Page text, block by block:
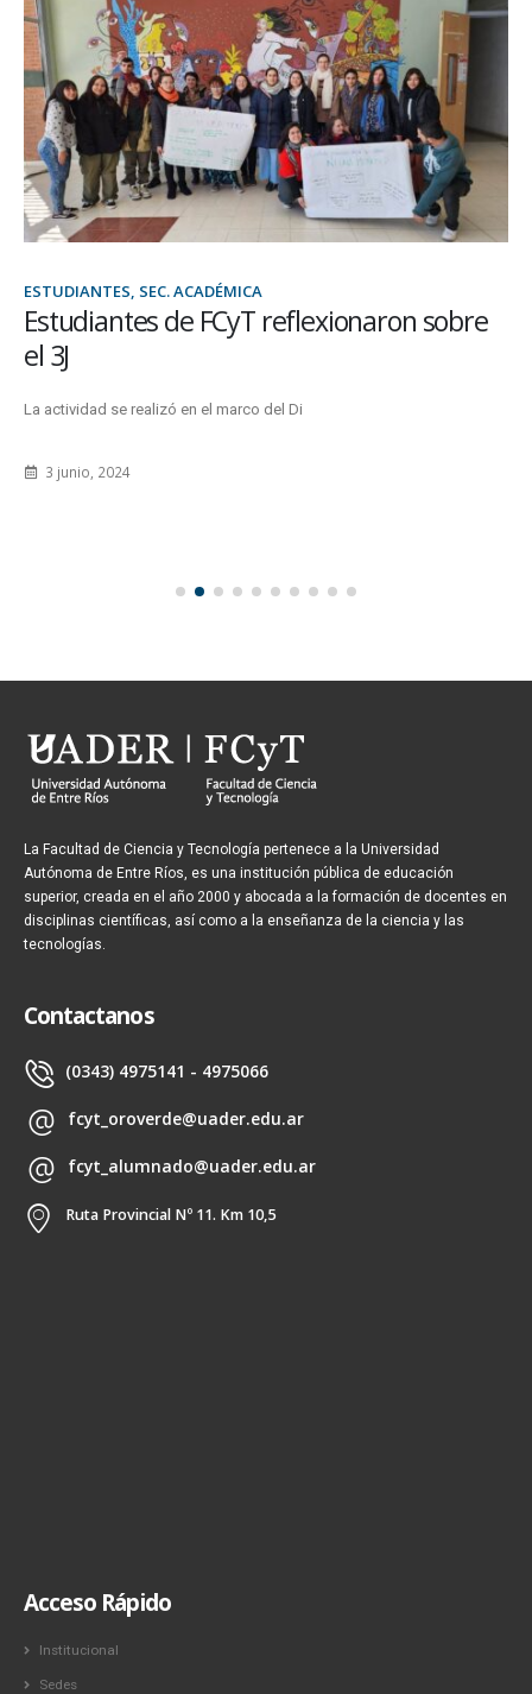
ESTUDIANTES, SEC. ACADÉMICA
Estudiantes de FCyT reflexionaron sobre
el 3J
La actividad se realizó en el marco del Di
3 junio, 2024
La Facultad de Ciencia y Tecnología pertenece a la Universidad
Autónoma de Entre Ríos, es una institución pública de educación
superior, creada en el año 2000 y abocada a la formación de docentes en
disciplinas científicas, así como a la enseñanza de la ciencia y las
tecnologías.
Contactanos
(0343) 4975141 - 4975066
fcyt_oroverde@uader.edu.ar
fcyt_alumnado@uader.edu.ar
Ruta Provincial Nº 11. Km 10,5
Acceso Rápido
Institucional
Sedes